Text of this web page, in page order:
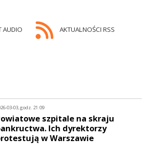
AUDIO AKTUALNOŚCI RSS
03-03, godz. 21:09
szpitale na skraju
Ich dyrektorzy
w Warszawie